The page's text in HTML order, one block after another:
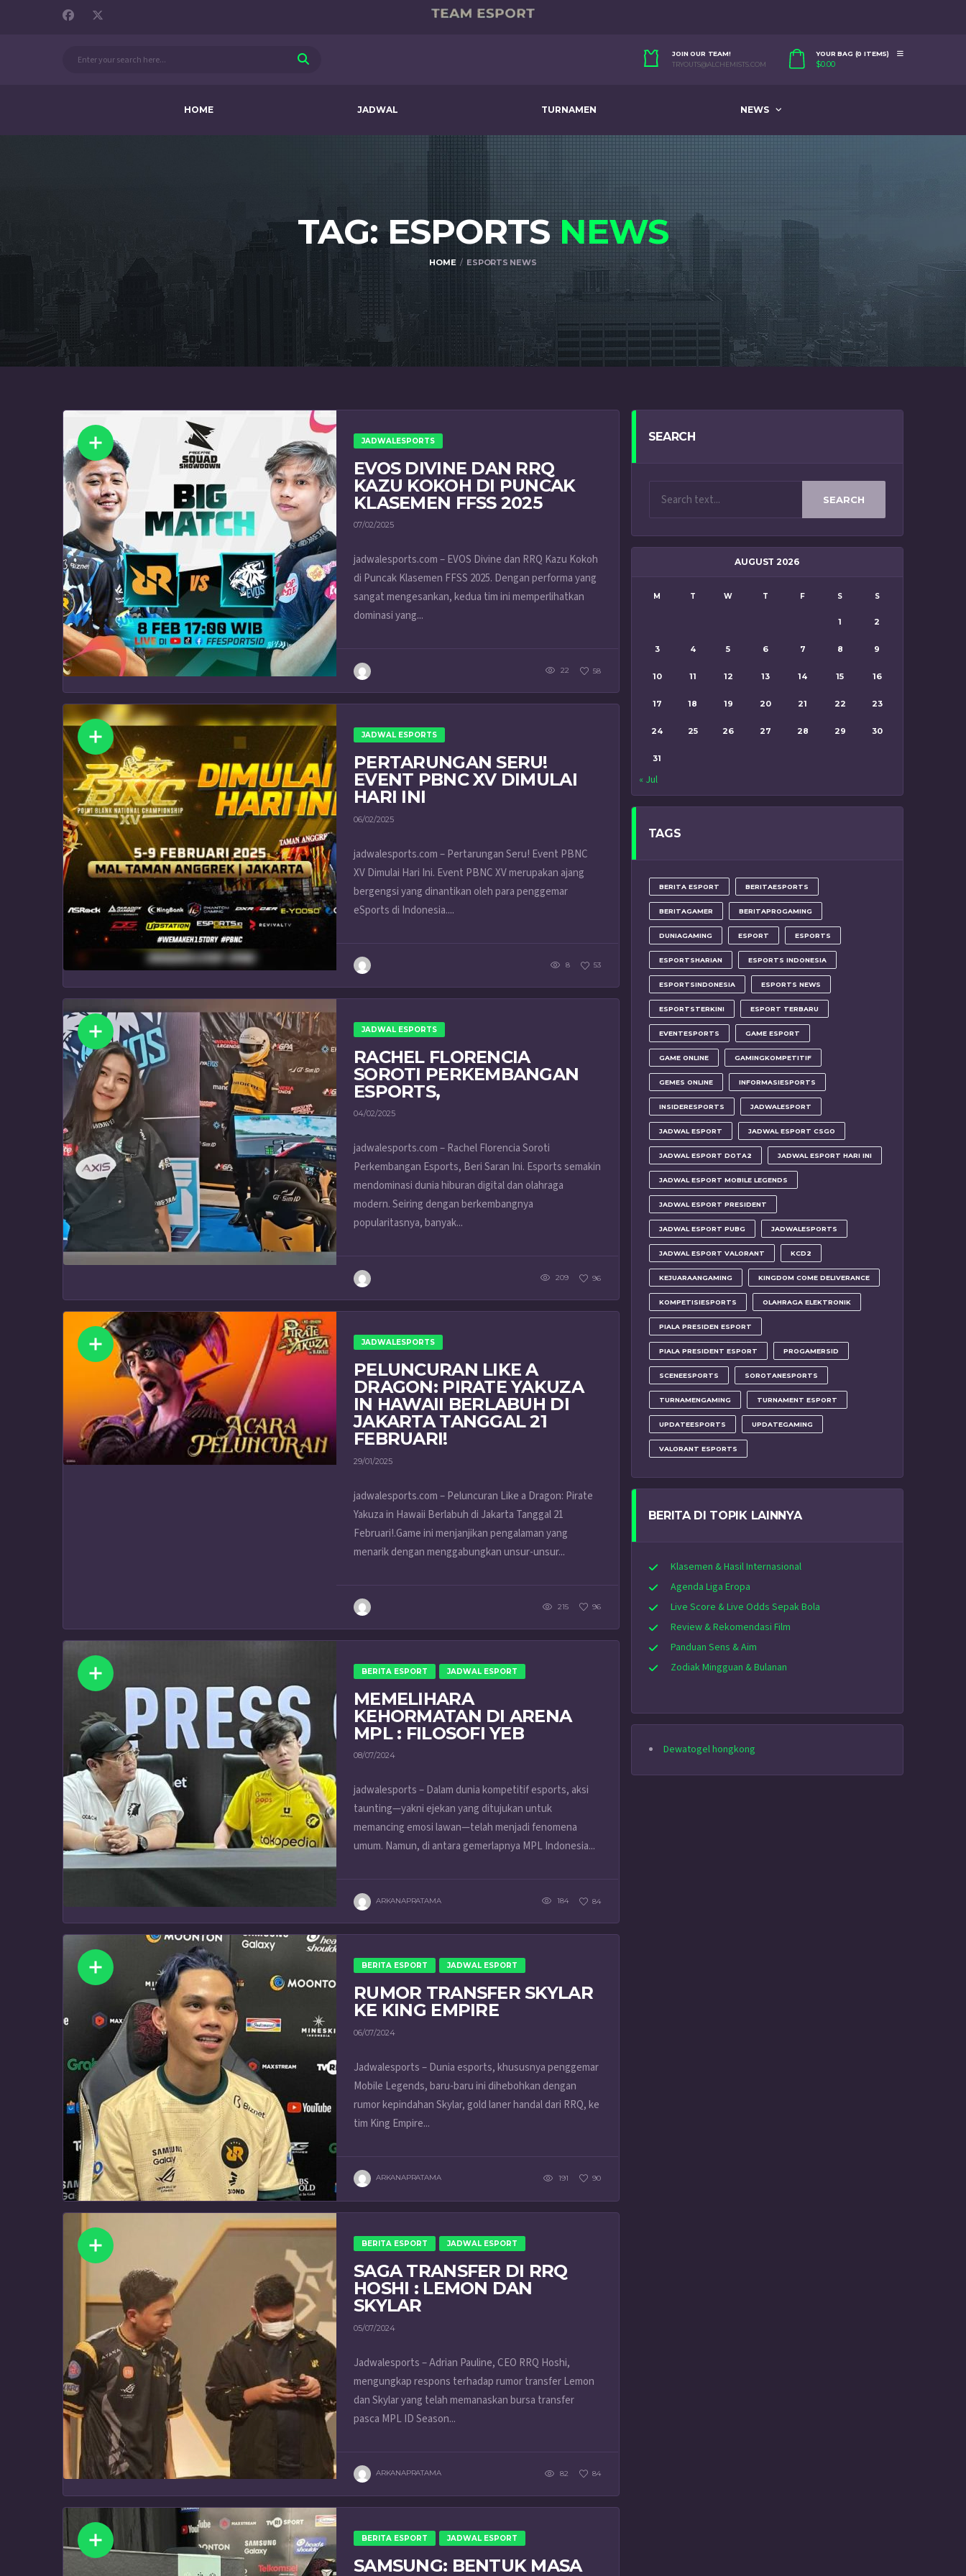
JOIN OUR TEAM!
TRYOUTS@ALCHEMISTS.COM
YOUR BAG (0 ITEMS)
$0.00
HOME JADWAL TURNAMEN NEWS
TAG: ESPORTSNEWS
HOME ESPORTS NEWS
JADWALESPORTS
EVOS DIVINE DAN RRQ
KAZU KOKOH DI PUNCAK
KLASEMEN FFSS 2025
07/02/2025
jadwalesports.com – EVOS Divine dan RRQ Kazu Kokoh
di Puncak Klasemen FFSS 2025. Dengan performa yang
sangat mengesankan, kedua tim ini memperlihatkan
dominasi yang...
22 58
JADWAL ESPORTS
PERTARUNGAN SERU!
EVENT PBNC XV DIMULAI
HARI INI
06/02/2025
jadwalesports.com – Pertarungan Seru! Event PBNC
XV Dimulai Hari Ini. Event PBNC XV merupakan ajang
bergengsi yang dinantikan oleh para penggemar
eSports di Indonesia....
8 53
JADWAL ESPORTS
RACHEL FLORENCIA
SOROTI PERKEMBANGAN
ESPORTS,
04/02/2025
jadwalesports.com – Rachel Florencia Soroti
Perkembangan Esports, Beri Saran Ini. Esports semakin
mendominasi dunia hiburan digital dan olahraga
modern. Seiring dengan berkembangnya
popularitasnya, banyak...
209 96
JADWALESPORTS
PELUNCURAN LIKE A
DRAGON: PIRATE YAKUZA
IN HAWAII BERLABUH DI
JAKARTA TANGGAL 21
FEBRUARI!
29/01/2025
jadwalesports.com – Peluncuran Like a Dragon: Pirate
Yakuza in Hawaii Berlabuh di Jakarta Tanggal 21
Februari!.Game ini menjanjikan pengalaman yang
menarik dengan menggabungkan unsur-unsur...
215 96
BERITA ESPORT JADWAL ESPORT
MEMELIHARA
KEHORMATAN DI ARENA
MPL : FILOSOFI YEB
08/07/2024
jadwalesports – Dalam dunia kompetitif esports, aksi
taunting—yakni ejekan yang ditujukan untuk
memancing emosi lawan—telah menjadi fenomena
umum. Namun, di antara gemerlapnya MPL Indonesia...
ARKANAPRATAMA 184 84
BERITA ESPORT JADWAL ESPORT
RUMOR TRANSFER SKYLAR
KE KING EMPIRE
06/07/2024
Jadwalesports – Dunia esports, khususnya penggemar
Mobile Legends, baru-baru ini dihebohkan dengan
rumor kepindahan Skylar, gold laner handal dari RRQ, ke
tim King Empire...
ARKANAPRATAMA 191 90
BERITA ESPORT JADWAL ESPORT
SAGA TRANSFER DI RRQ
HOSHI : LEMON DAN
SKYLAR
05/07/2024
Jadwalesports – Adrian Pauline, CEO RRQ Hoshi,
mengungkap respons terhadap rumor transfer Lemon
dan Skylar yang telah memanaskan bursa transfer
pasca MPL ID Season...
ARKANAPRATAMA 82 84
BERITA ESPORT JADWAL ESPORT
SAMSUNG: BENTUK MASA
SEARCH
SEARCH
AUGUST 2026
M T W T F S S
1 2
3 4 5 6 7 8 9
10 11 12 13 14 15 16
17 18 19 20 21 22 23
24 25 26 27 28 29 30
31
« Jul
TAGS
BERITA ESPORT BERITAESPORTS
BERITAGAMER BERITAPROGAMING
DUNIAGAMING ESPORT ESPORTS
ESPORTSHARIAN ESPORTS INDONESIA
ESPORTSINDONESIA ESPORTS NEWS
ESPORTSTERKINI ESPORT TERBARU
EVENTESPORTS GAME ESPORT
GAME ONLINE GAMINGKOMPETITIF
GEMES ONLINE INFORMASIESPORTS
INSIDERESPORTS JADWALESPORT
JADWAL ESPORT JADWAL ESPORT CSGO
JADWAL ESPORT DOTA2 JADWAL ESPORT HARI INI
JADWAL ESPORT MOBILE LEGENDS
JADWAL ESPORT PRESIDENT
JADWAL ESPORT PUBG JADWALESPORTS
JADWAL ESPORT VALORANT KCD2
KEJUARAANGAMING KINGDOM COME DELIVERANCE
KOMPETISIESPORTS OLAHRAGA ELEKTRONIK
PIALA PRESIDEN ESPORT
PIALA PRESIDENT ESPORT PROGAMERSID
SCENEESPORTS SOROTANESPORTS
TURNAMENGAMING TURNAMENT ESPORT
UPDATEESPORTS UPDATEGAMING
VALORANT ESPORTS
BERITA DI TOPIK LAINNYA
Klasemen & Hasil Internasional
Agenda Liga Eropa
Live Score & Live Odds Sepak Bola
Review & Rekomendasi Film
Panduan Sens & Aim
Zodiak Mingguan & Bulanan
Dewatogel hongkong